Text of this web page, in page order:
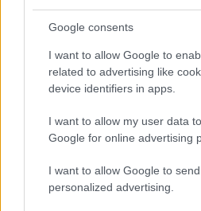
Google consents
I want to allow Google to
related to advertising like
device identifiers in apps.
I want to allow my user data
Google for online advertising
I want to allow Google to
personalized advertising.